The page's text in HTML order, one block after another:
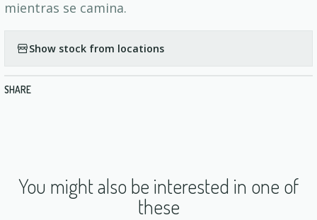
mientras se camina.
Show stock from locations
SHARE
You might also be interested in one of
these